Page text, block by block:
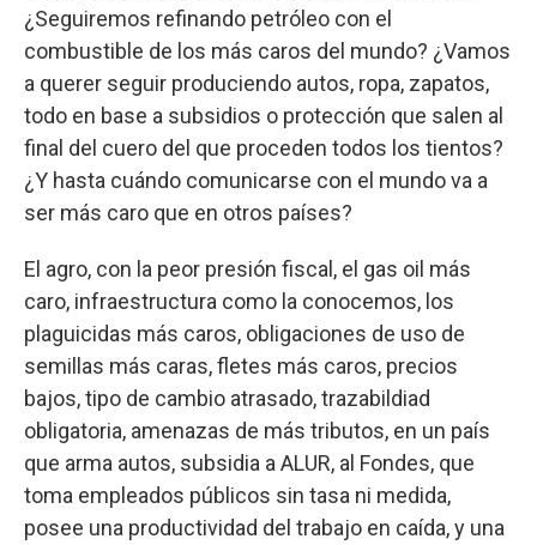
¿Seguiremos refinando petróleo con el
combustible de los más caros del mundo? ¿Vamos
a querer seguir produciendo autos, ropa, zapatos,
todo en base a subsidios o protección que salen al
final del cuero del que proceden todos los tientos?
¿Y hasta cuándo comunicarse con el mundo va a
ser más caro que en otros países?
El agro, con la peor presión fiscal, el gas oil más
caro, infraestructura como la conocemos, los
plaguicidas más caros, obligaciones de uso de
semillas más caras, fletes más caros, precios
bajos, tipo de cambio atrasado, trazabildiad
obligatoria, amenazas de más tributos, en un país
que arma autos, subsidia a ALUR, al Fondes, que
toma empleados públicos sin tasa ni medida,
posee una productividad del trabajo en caída, y una